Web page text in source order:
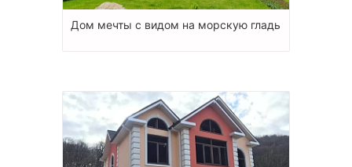
Дом мечты с видом на морскую гладь